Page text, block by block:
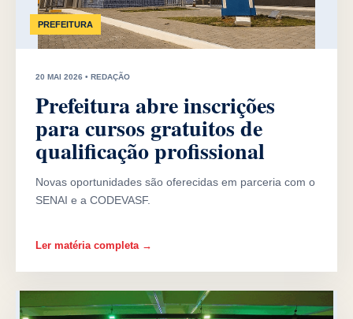
PREFEITURA
20 MAI 2026 • REDAÇÃO
Prefeitura abre inscrições
para cursos gratuitos de
qualificação profissional
Novas oportunidades são oferecidas em parceria com o
SENAI e a CODEVASF.
Ler matéria completa →